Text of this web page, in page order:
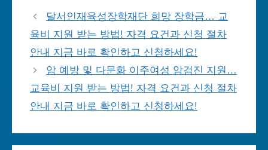
달서인재육성장학재단 희망 장학금… 교
육비 지원 받는 방법! 자격 요건과 신청 절차
안내 지금 바로 확인하고 신청하세요!
암 예방 및 다문화 이주여성 암검진 지원…
교육비 지원 받는 방법! 자격 요건과 신청 절차
안내 지금 바로 확인하고 신청하세요!